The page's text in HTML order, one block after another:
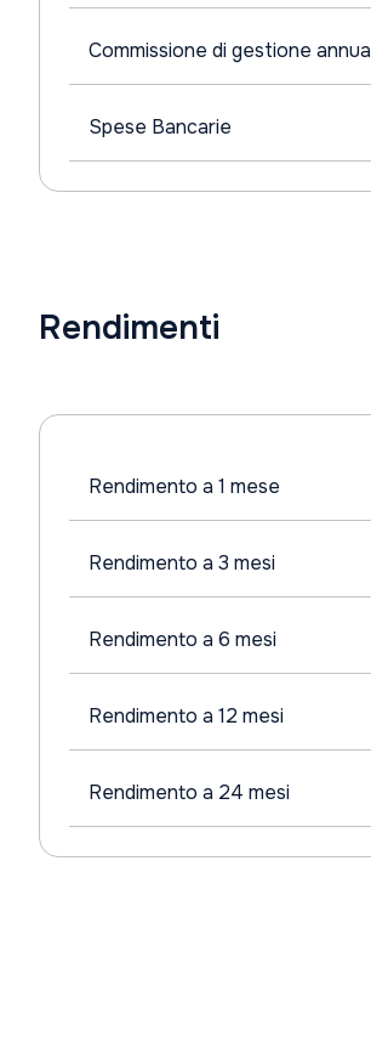
Commissione di gestione annua
Spese Bancarie
Rendimenti
Rendimento a 1 mese
Rendimento a 3 mesi
Rendimento a 6 mesi
Rendimento a 12 mesi
Rendimento a 24 mesi